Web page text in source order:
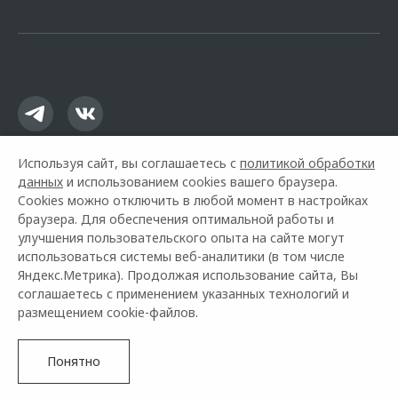
Горячая линия OMODA: +7 (8362) 38-11-11
Используя сайт, вы соглашаетесь с политикой обработки
данных и использованием cookies вашего браузера.
Cookies можно отключить в любой момент в настройках
браузера. Для обеспечения оптимальной работы и
улучшения пользовательского опыта на сайте могут
использоваться системы веб-аналитики (в том числе
Яндекс.Метрика). Продолжая использование сайта, Вы
соглашаетесь с применением указанных технологий и
размещением cookie-файлов.
Понятно